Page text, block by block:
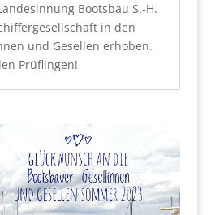
Bootsbau S.-H.
in den
und Gesellen erhoben.
Prüflingen!